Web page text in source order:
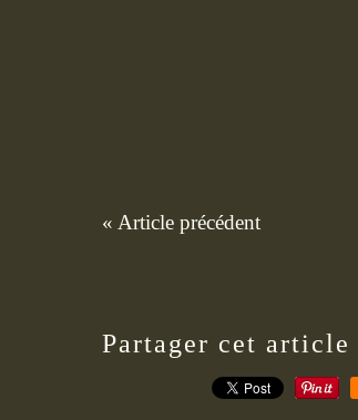
« Article précédent
Partager cet article